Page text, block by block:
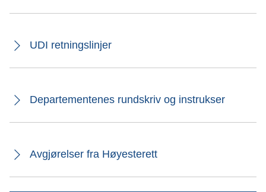
UDI retningslinjer
Departementenes rundskriv og instrukser
Avgjørelser fra Høyesterett